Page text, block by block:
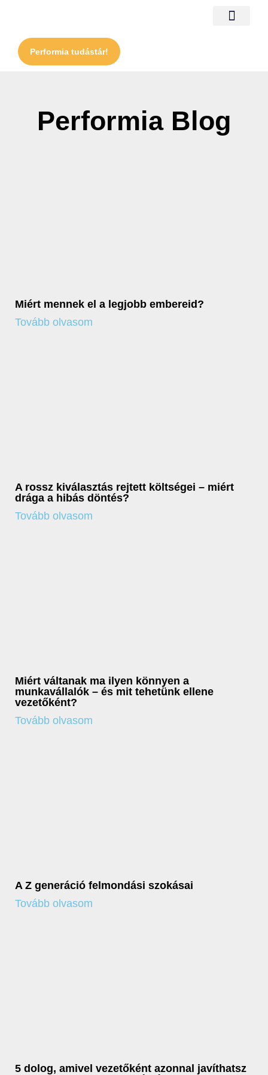
Performia tudástár!
Performia Blog
Miért mennek el a legjobb embereid?
Tovább olvasom
A rossz kiválasztás rejtett költségei – miért
drága a hibás döntés?
Tovább olvasom
Miért váltanak ma ilyen könnyen a
munkavállalók – és mit tehetünk ellene
vezetőként?
Tovább olvasom
A Z generáció felmondási szokásai
Tovább olvasom
5 dolog, amivel vezetőként azonnal javíthatsz